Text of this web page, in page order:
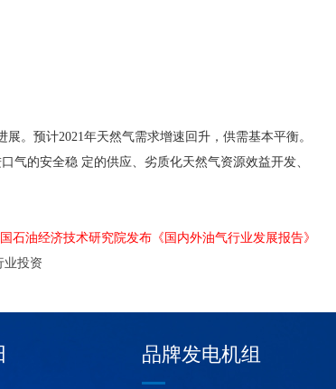
。预计2021年天然气需求增速回升，供需基本平衡。
气的安全稳 定的供应、劣质化天然气资源效益开发、
石油经济技术研究院发布《国内外油气行业发展报告》
业投资
品牌发电机组